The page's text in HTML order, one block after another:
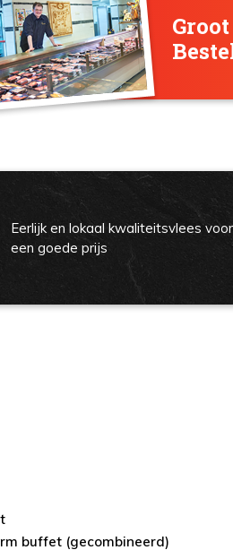
Eerlijk en lokaal kwaliteitsvlees voor
een goede prijs
buffet (gecombineerd)